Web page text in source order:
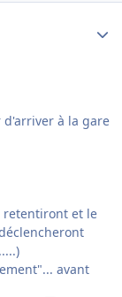
à la gare
retentiront et le
avant